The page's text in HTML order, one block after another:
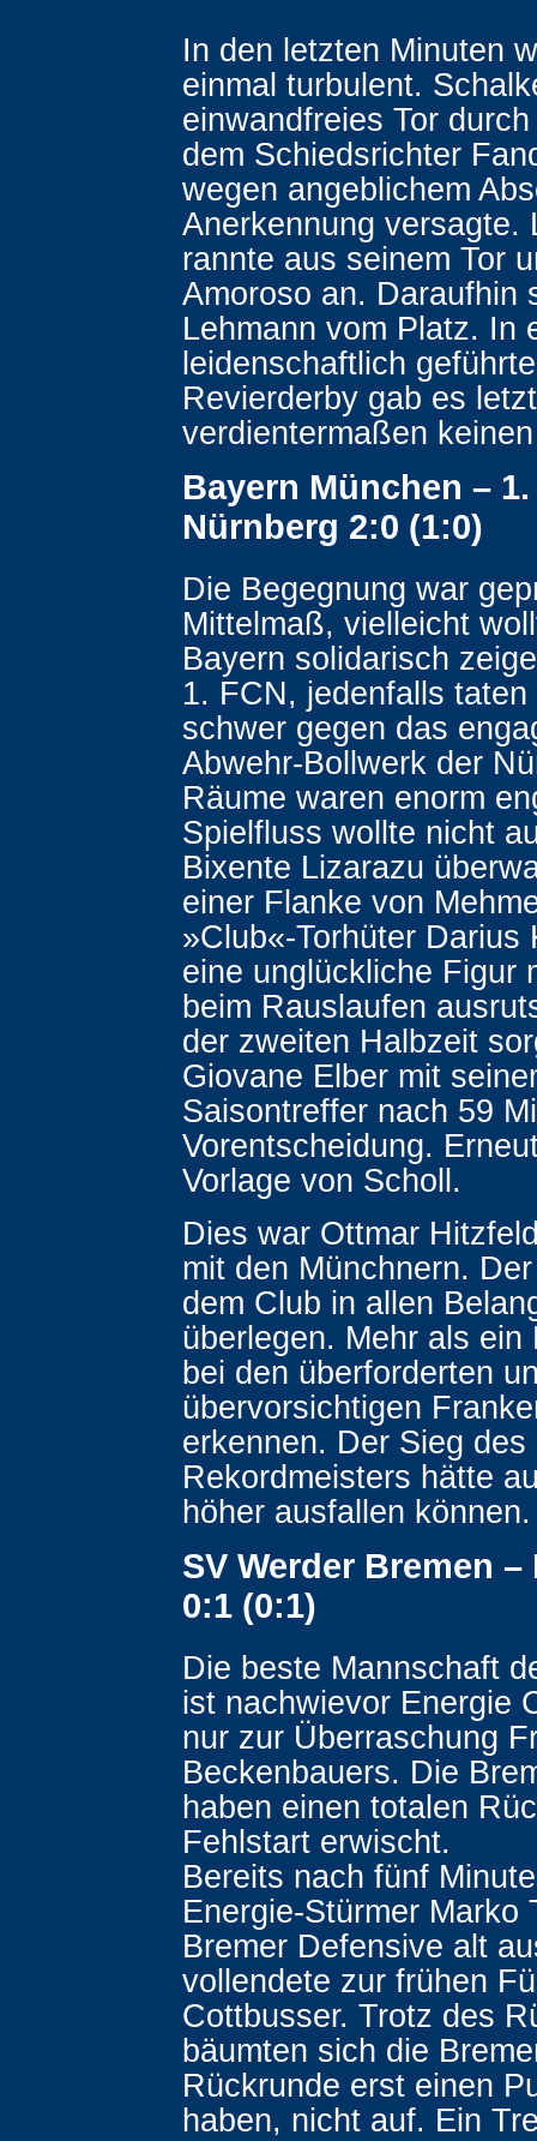
In den letzten Minuten
einmal turbulent.
einwandfreies Tor
dem Schiedsrichter
wegen angeblichem
Anerkennung versagte.
rannte aus seinem Tor
Amoroso an. Daraufhin
Lehmann vom Platz. In
leidenschaftlich
Revierderby gab es
verdientermaßen
Bayern München – 1.
Nürnberg 2:0 (1:0)
Die Begegnung war
Mittelmaß, vielleicht
Bayern solidarisch
1. FCN, jedenfalls
schwer gegen das
Abwehr-Bollwerk der
Räume waren enorm
Spielfluss wollte nicht
Bixente Lizarazu
einer Flanke von
»Club«-Torhüter Darius
eine unglückliche Figur
beim Rauslaufen
der zweiten Halbzeit
Giovane Elber mit
Saisontreffer nach 59
Vorentscheidung.
Vorlage von Scholl.
Dies war Ottmar
mit den Münchnern.
dem Club in allen
überlegen. Mehr als ein
bei den überforderten
übervorsichtigen
erkennen. Der Sieg des
Rekordmeisters hätte
höher ausfallen können.
SV Werder Bremen –
0:1 (0:1)
Die beste Mannschaft
ist nachwievor Energie
nur zur Überraschung
Beckenbauers. Die
haben einen totalen
Fehlstart erwischt.
Bereits nach fünf
Energie-Stürmer Marko
Bremer Defensive alt
vollendete zur frühen
Cottbusser. Trotz des
bäumten sich die
Rückrunde erst einen
haben, nicht auf. Ein